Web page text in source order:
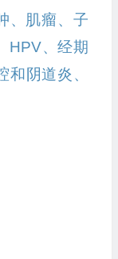
、肌瘤、子
HPV、经期
阴道炎、